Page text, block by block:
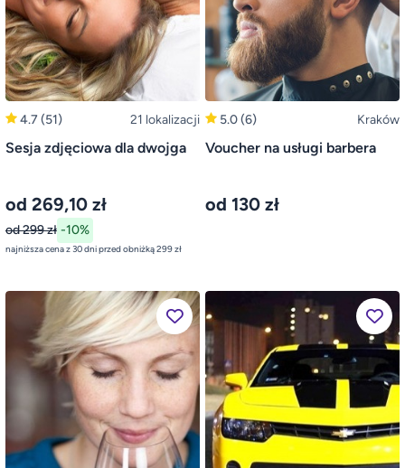
4.7(51) 21 lokalizacji
Sesja zdjęciowa dla dwojga
od 269,10 zł
od 299 zł -10%
najniższa cena z 30 dni przed obniżką 299 zł
5.0(6) Kraków
Voucher na usługi barbera
od 130 zł